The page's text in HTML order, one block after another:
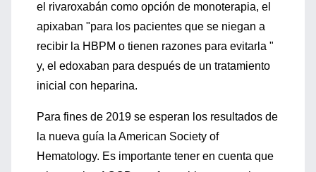
el rivaroxabán como opción de monoterapia, el
apixaban "para los pacientes que se niegan a
recibir la HBPM o tienen razones para evitarla "
y, el edoxaban para después de un tratamiento
inicial con heparina.
Para fines de 2019 se esperan los resultados de
la nueva guía la American Society of
Hematology. Es importante tener en cuenta que